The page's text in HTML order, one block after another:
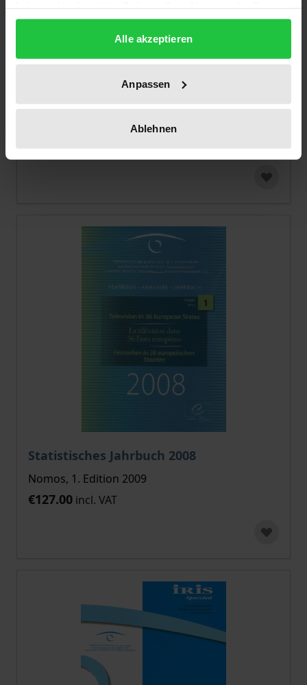
gesammelt haben.
Alle akzeptieren
Anpassen
Ablehnen
Statistisches Jahrbuch 2008
Nomos, 1. Edition 2009
Statistisches Jahrbuch 2008
Nomos, 1. Edition 2009
€127.00 incl. VAT